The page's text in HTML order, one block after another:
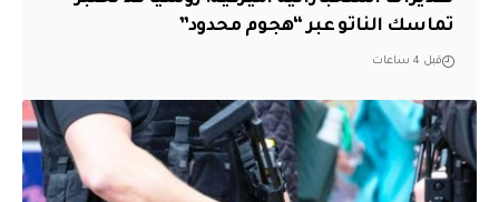
تماسك الناتو عبر “هجوم محدود”
قبل 4 ساعات